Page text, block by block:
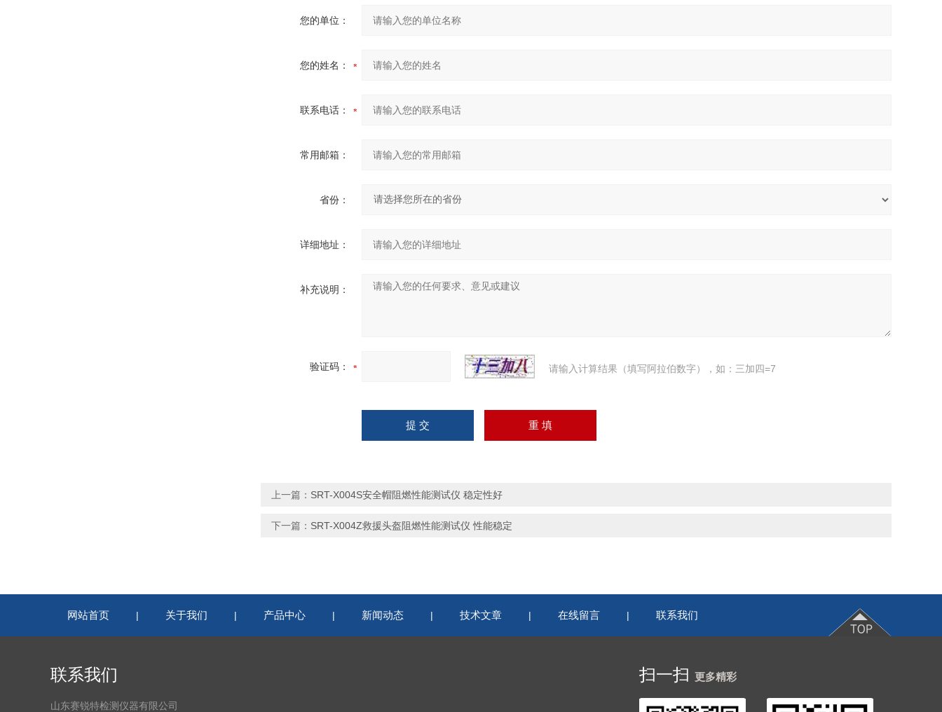
您的单位：
您的姓名：
联系电话：
常用邮箱：
省份：
详细地址：
补充说明：
验证码： 请输入计算结果（填写阿拉伯数字），如：三加四=7
上一篇： SRT-X004S安全帽阻燃性能测试仪 稳定性好
下一篇： SRT-X004Z救援头盔阻燃性能测试仪 性能稳定
网站首页 | 关于我们 | 产品中心 | 新闻动态 | 技术文章 | 在线留言 | 联系我们
联系我们
山东赛锐特检测仪器有限公司
扫一扫 更多精彩